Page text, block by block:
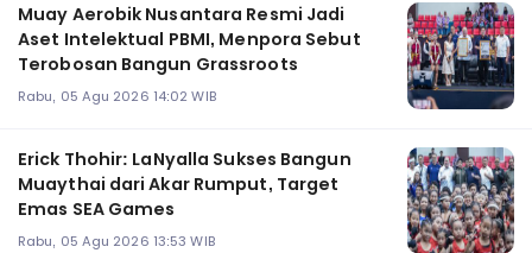
Muay Aerobik Nusantara Resmi Jadi
Aset Intelektual PBMI, Menpora Sebut
Terobosan Bangun Grassroots
Rabu, 05 Agu 2026 14:02 WIB
Erick Thohir: LaNyalla Sukses Bangun
Muaythai dari Akar Rumput, Target
Emas SEA Games
Rabu, 05 Agu 2026 13:53 WIB